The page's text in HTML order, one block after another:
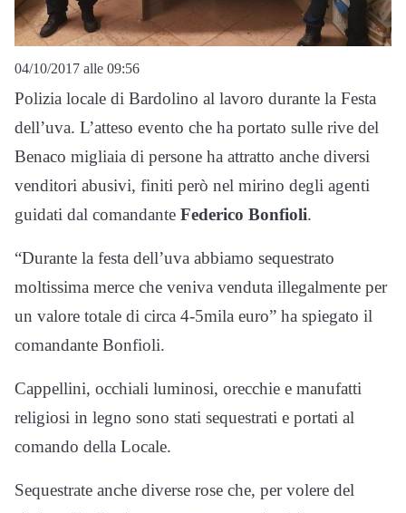
04/10/2017 alle 09:56
Polizia locale di Bardolino al lavoro durante la Festa
dell’uva. L’atteso evento che ha portato sulle rive del
Benaco migliaia di persone ha attratto anche diversi
venditori abusivi, finiti però nel mirino degli agenti
guidati dal comandante Federico Bonfioli.
“Durante la festa dell’uva abbiamo sequestrato
moltissima merce che veniva venduta illegalmente per
un valore totale di circa 4-5mila euro” ha spiegato il
comandante Bonfioli.
Cappellini, occhiali luminosi, orecchie e manufatti
religiosi in legno sono stati sequestrati e portati al
comando della Locale.
Sequestrate anche diverse rose che, per volere del